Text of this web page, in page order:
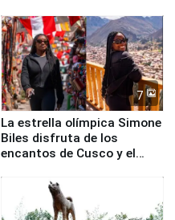
7
La estrella olímpica Simone
Biles disfruta de los
encantos de Cusco y el